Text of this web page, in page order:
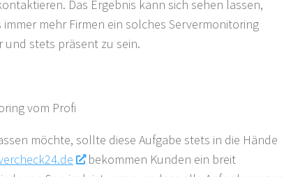
Das Ergebnis kann sich sehen lassen,
mehr Firmen ein solches Servermonitoring
stets präsent zu sein.
vom Profi
möchte, sollte diese Aufgabe stets in die Hände
bekommen Kunden ein breit